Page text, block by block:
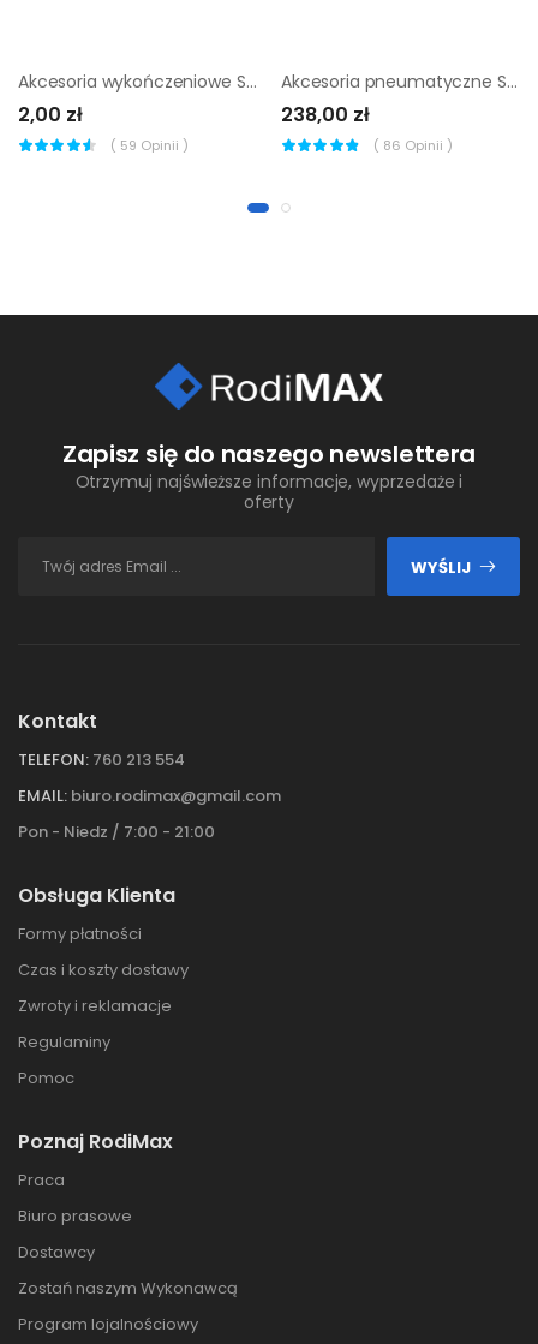
Akcesoria wykończeniowe Salag LP37
2,00 zł
( 59 Opinii )
Akcesoria pneumatyczne Stanley klucz 8 części
238,00 zł
( 86 Opinii )
Zapisz się do naszego newslettera
Otrzymuj najświeższe informacje, wyprzedaże i
oferty
WYŚLIJ
Kontakt
TELEFON: 760 213 554
EMAIL: biuro.rodimax@gmail.com
Pon - Niedz / 7:00 - 21:00
Obsługa Klienta
Formy płatności
Czas i koszty dostawy
Zwroty i reklamacje
Regulaminy
Pomoc
Poznaj RodiMax
Praca
Biuro prasowe
Dostawcy
Zostań naszym Wykonawcą
Program lojalnościowy